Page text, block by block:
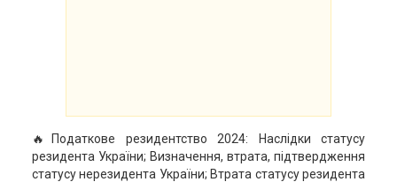
🔥Податкове резидентство 2024: Наслідки статусу
резидента України; Визначення, втрата, підтвердження
статусу нерезидента України; Втрата статусу резидента